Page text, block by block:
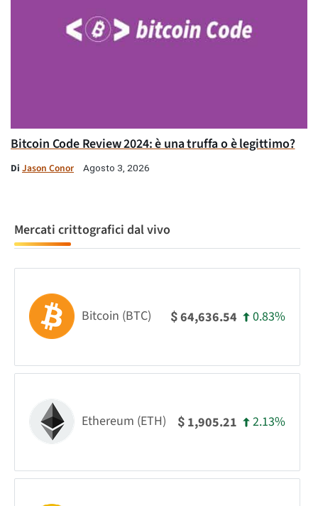
Bitcoin Code Review 2024: è una truffa o è legittimo?
Di Jason Conor Agosto 3, 2026
Mercati crittografici dal vivo
Bitcoin (BTC) $64,636.54 0.83%
Ethereum (ETH) $ 1,905.21 2.13%